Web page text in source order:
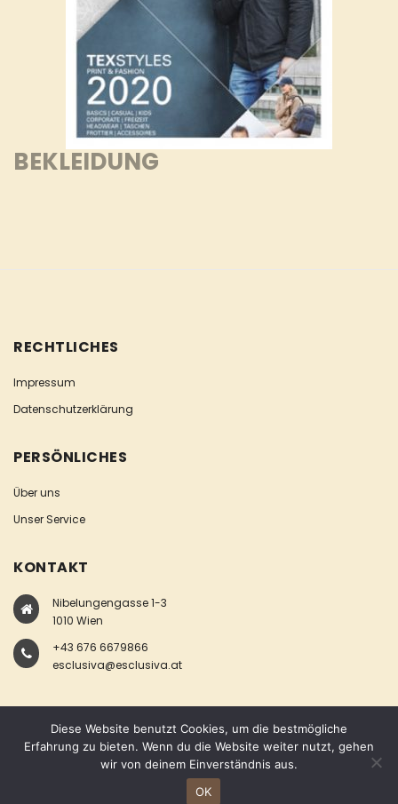
BEKLEIDUNG
RECHTLICHES
Impressum
Datenschutzerklärung
PERSÖNLICHES
Über uns
Unser Service
KONTAKT
Nibelungengasse 1-3
1010 Wien
+43 676 6679866
esclusiva@esclusiva.at
COPYRIGHT © ESCLUSIVA
Diese Website benutzt Cookies, um die bestmögliche
Erfahrung zu bieten. Wenn du die Website weiter nutzt, gehen
wir von deinem Einverständnis aus.
OK